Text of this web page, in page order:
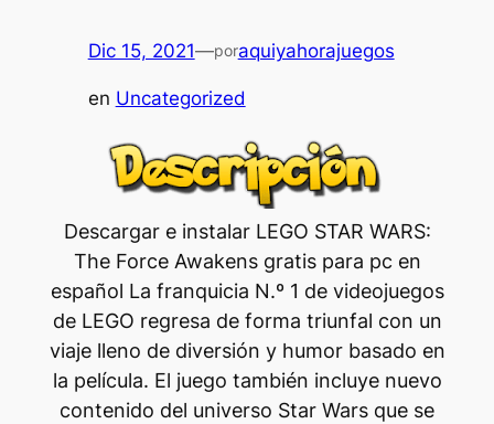
Dic 15, 2021—poraquiyahorajuegos
en Uncategorized
Descargar e instalar LEGO STAR WARS:
The Force Awakens gratis para pc en
español La franquicia N.º 1 de videojuegos
de LEGO regresa de forma triunfal con un
viaje lleno de diversión y humor basado en
la película. El juego también incluye nuevo
contenido del universo Star Wars que se